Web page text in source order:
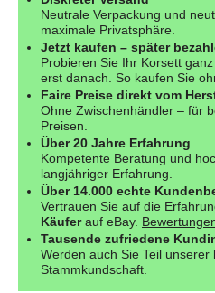
Neutrale Verpackung und
maximale Privatsphäre.
Jetzt kaufen – später
Probieren Sie Ihr Korsett
erst danach. So kaufen Sie
Faire Preise direkt vom
Ohne Zwischenhändler – für
Preisen.
Über 20 Jahre Erfahrung
Kompetente Beratung und
langjähriger Erfahrung.
Über 14.000 echte
Vertrauen Sie auf die
Käuferauf eBay.
Tausende zufriedene
Werden auch Sie Teil unserer
Stammkundschaft.